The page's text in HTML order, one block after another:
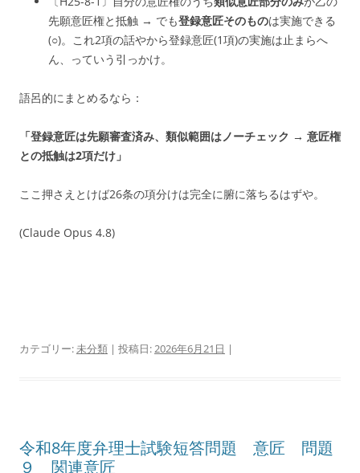
先願意匠権と抵触 → でも登録意匠そのものは実施できる
(○)。これ2項の話やから登録意匠(1項)の実施は止まらへ
ん、っていう引っかけ。
語呂的にまとめるなら：
「登録意匠は先願審査済み、類似範囲はノーチェック → 意匠権
との抵触は2項だけ」
ここ押さえとけば26条の項分けは完全に腑に落ちるはずや。
(Claude Opus 4.8)
カテゴリー:未分類 | 投稿日:2026年6月21日 |
令和8年度弁理士試験短答問題 意匠 問題
９ 関連意匠